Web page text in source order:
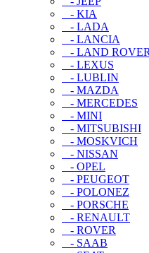
- KIA
- LADA
- LANCIA
- LAND ROVER
- LEXUS
- LUBLIN
- MAZDA
- MERCEDES
- MINI
- MITSUBISHI
- MOSKVICH
- NISSAN
- OPEL
- PEUGEOT
- POLONEZ
- PORSCHE
- RENAULT
- ROVER
- SAAB